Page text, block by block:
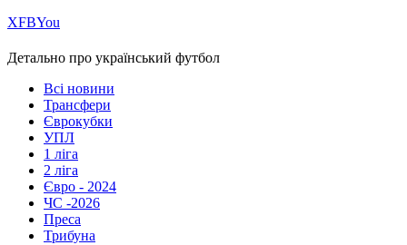
ХFBYou
Детально про український футбол
Всі новини
Трансфери
Єврокубки
УПЛ
1 ліга
2 ліга
Євро - 2024
ЧС -2026
Преса
Трибуна